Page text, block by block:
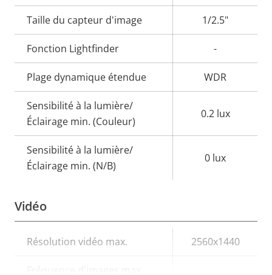
de la
propriété
la
propriété
Taille du capteur d'image 1/2.5"
Fonction Lightfinder -
Plage dynamique étendue WDR
Sensibilité à la lumière/
Éclairage min. (Couleur)
0.2 lux
Sensibilité à la lumière/
Éclairage min. (N/B)
0 lux
Vidéo
Description
Valeur de
Résolution vidéo max. 2560x1440